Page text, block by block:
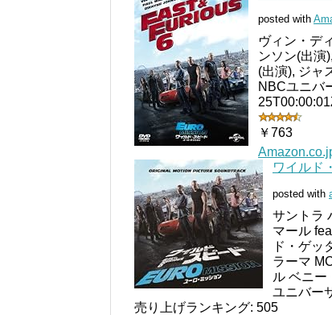
posted with
ヴィン・デ
ンソン(出演
(出演), ジャ
NBCユニバ
￥763
ワイルド
posted with
サントラ
マール
ド・ゲッ
ラーマ
ル ベニー
ユニバー
売り上げランキング: 505